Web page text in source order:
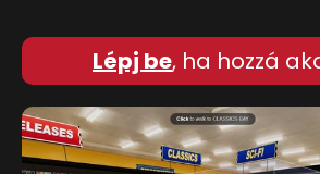
Lépj be, ha hozzá